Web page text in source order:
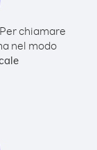
Per chiamare
nel modo